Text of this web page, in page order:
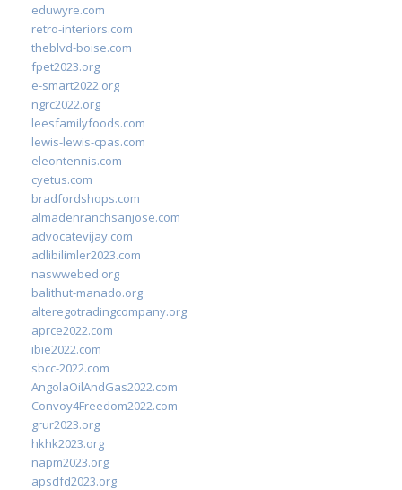
eduwyre.com
retro-interiors.com
theblvd-boise.com
fpet2023.org
e-smart2022.org
ngrc2022.org
leesfamilyfoods.com
lewis-lewis-cpas.com
eleontennis.com
cyetus.com
bradfordshops.com
almadenranchsanjose.com
advocatevijay.com
adlibilimler2023.com
naswwebed.org
balithut-manado.org
alteregotradingcompany.org
aprce2022.com
ibie2022.com
sbcc-2022.com
AngolaOilAndGas2022.com
Convoy4Freedom2022.com
grur2023.org
hkhk2023.org
napm2023.org
apsdfd2023.org